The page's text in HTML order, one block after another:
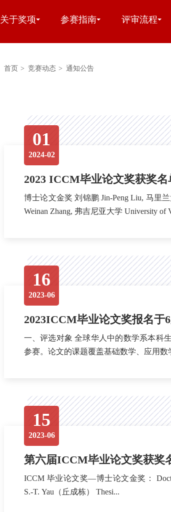
关于奖项 参赛指南 评审流程
首页 > 竞赛动态 > 通知公告
01
2024-02
2023 ICCM毕业论文奖获奖名
博士论文金奖 刘锦鹏 Jin-Peng Liu, 马里
Weinan Zhang, 弗吉尼亚大学 University of
16
2023-06
2023ICCM毕业论文奖报名于
一、评选对象 全球华人中的数学系本科生、硕士生和博士生，提交2022、2023学年间已通过答辩的博士、硕士与学士的学位论文
参赛。论文的课题覆盖基础数学、应用数学、概率
15
2023-06
第六届ICCM毕业论文奖获奖
ICCM 毕业论文奖—博士论文金奖： Doctor Thesis Award, Gold Prize: Chen Bingyi（陈炳仪），Tsinghua University Advisor: Stephen
S.-T. Yau（丘成栋） Thesi...